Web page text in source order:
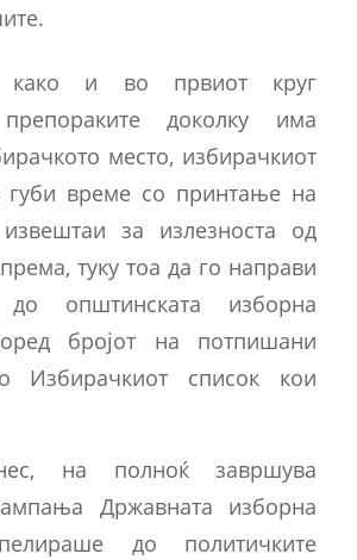
како и во првиот круг
препораките доколку има
место, избирачкиот
време со принтање на
извештаи за излезноста од
туку тоа да го направи
до општинската изборна
бројот на потпишани
Избирачкиот список кои
на полноќ завршува
Државната изборна
до политичките